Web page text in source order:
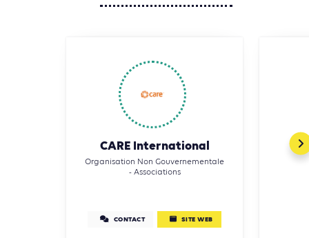
CARE International
Organisation Non Gouvernementale
- Associations
CONTACT SITE WEB